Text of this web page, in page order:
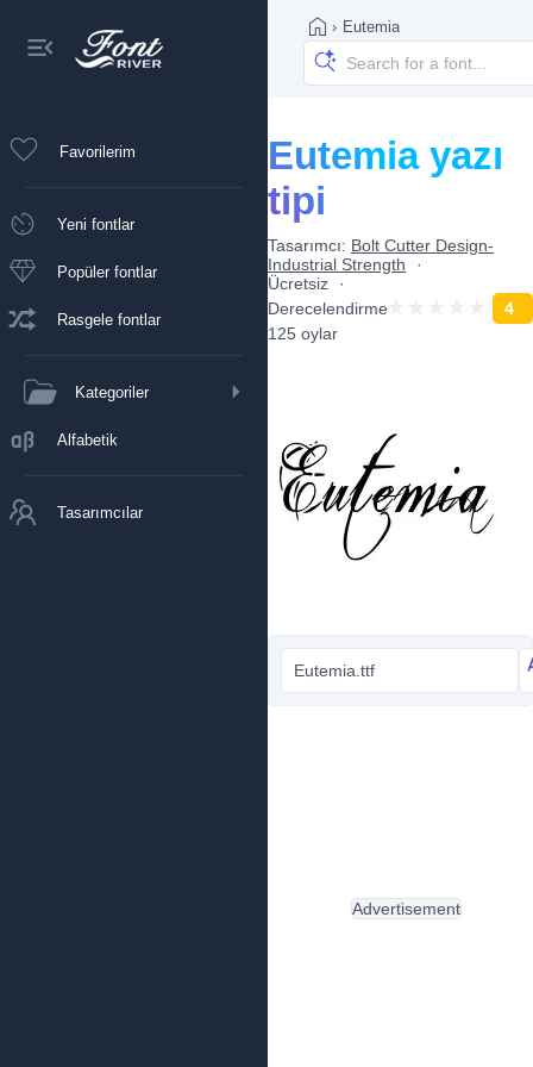
Favorilerim
Yeni fontlar
Popüler fontlar
Rasgele fontlar
Kategoriler
Alfabetik
Tasarımcılar
› Eutemia
Eutemia yazı
tipi
Tasarımcı: Bolt Cutter Design-
Industrial Strength
Ücretsiz
Derecelendirme
4
125 oylar
Eutemia.ttf
Advertisement